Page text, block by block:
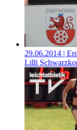
29.06.2014 |
Lilli